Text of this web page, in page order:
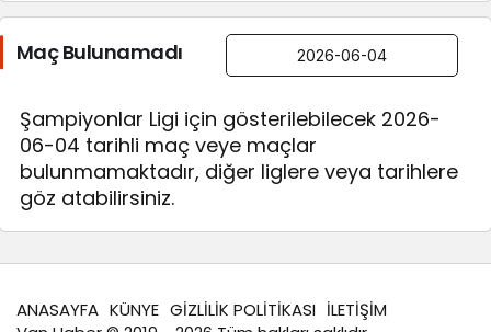
Maç Bulunamadı
Şampiyonlar Ligi için gösterilebilecek 2026-
06-04 tarihli maç veye maçlar
bulunmamaktadır, diğer liglere veya tarihlere
göz atabilirsiniz.
ANASAYFA KÜNYE GİZLİLİK POLİTİKASI İLETİŞİM